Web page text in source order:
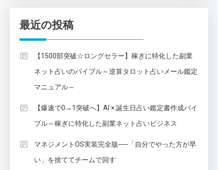
最近の投稿
【1500部突破☆ロングセラー】稼ぎに特化した副業
ネット占いのバイブル～逆算タロット占いメール鑑定
マニュアル～
【爆速で0→1突破へ】AI × 誕生日占い鑑定書作成バイ
ブル～稼ぎに特化した副業ネット占いビジネス
マネジメントOS実装完全版──「自分でやった方が早
い」を捨ててチームで回す